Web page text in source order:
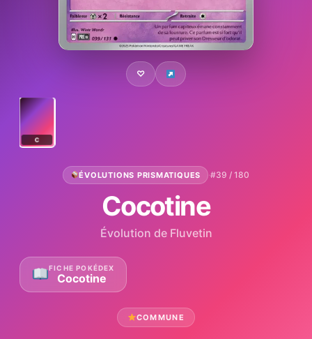
♡
C
ÉVOLUTIONS PRISMATIQUES ·#39 / 180
Cocotine
Évolution de Fluvetin
FICHE POKÉDEX
Cocotine
COMMUNE